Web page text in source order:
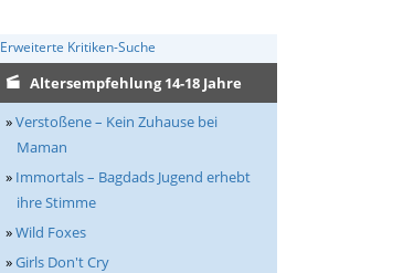
Erweiterte Kritiken-Suche
Altersempfehlung 14-18 Jahre
»Verstoßene – Kein Zuhause bei
Maman
» Immortals – Bagdads Jugend erhebt
ihre Stimme
»Wild Foxes
»Girls Don't Cry